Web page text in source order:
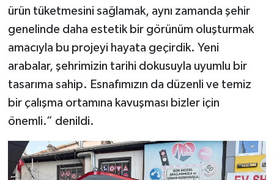
ürün tüketmesini sağlamak, aynı zamanda şehir
genelinde daha estetik bir görünüm oluşturmak
amacıyla bu projeyi hayata geçirdik. Yeni
arabalar, şehrimizin tarihi dokusuyla uyumlu bir
tasarıma sahip. Esnafımızın da düzenli ve temiz
bir çalışma ortamına kavuşması bizler için
önemli.” denildi.